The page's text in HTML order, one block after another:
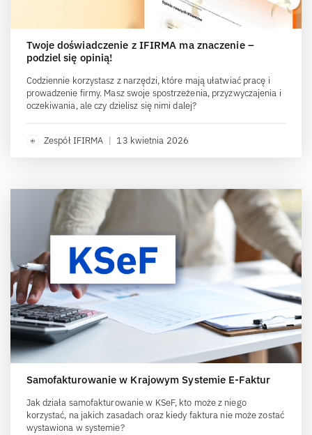
Twoje doświadczenie z IFIRMA ma znaczenie –
podziel się opinią!
Codziennie korzystasz z narzędzi, które mają ułatwiać pracę i
prowadzenie firmy. Masz swoje spostrzeżenia, przyzwyczajenia i
oczekiwania, ale czy dzielisz się nimi dalej?
Zespół IFIRMA | 13 kwietnia 2026
Samofakturowanie w Krajowym Systemie E-Faktur
Jak działa samofakturowanie w KSeF, kto może z niego
korzystać, na jakich zasadach oraz kiedy faktura nie może zostać
wystawiona w systemie?